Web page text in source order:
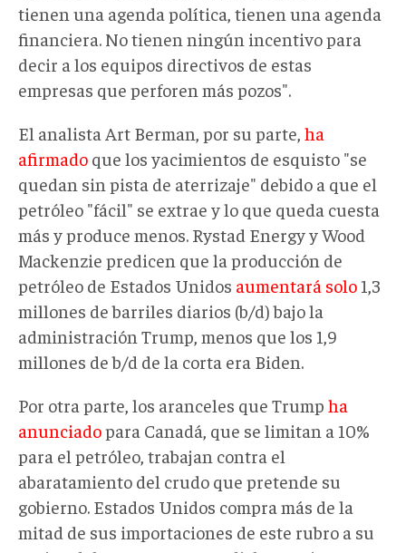
tienen una agenda política, tienen una agenda
financiera. No tienen ningún incentivo para
decir a los equipos directivos de estas
empresas que perforen más pozos".
El analista Art Berman, por su parte, ha
afirmado que los yacimientos de esquisto "se
quedan sin pista de aterrizaje" debido a que el
petróleo "fácil" se extrae y lo que queda cuesta
más y produce menos. Rystad Energy y Wood
Mackenzie predicen que la producción de
petróleo de Estados Unidos aumentará solo 1,3
millones de barriles diarios (b/d) bajo la
administración Trump, menos que los 1,9
millones de b/d de la corta era Biden.
Por otra parte, los aranceles que Trump ha
anunciadopara Canadá, que se limitan a 10%
para el petróleo, trabajan contra el
abaratamiento del crudo que pretende su
gobierno. Estados Unidos compra más de la
mitad de sus importaciones de este rubro a su